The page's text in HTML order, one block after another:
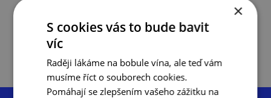
×
S cookies vás to bude bavit
víc
Raději lákáme na bobule vína, ale teď vám
musíme říct o souborech cookies.
Pomáhají se zlepšením vašeho zážitku na